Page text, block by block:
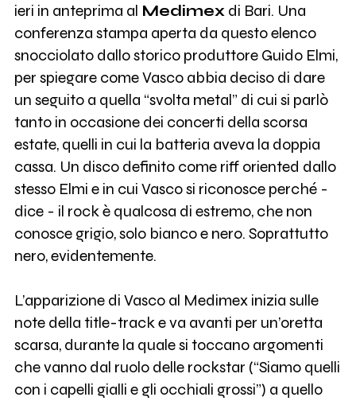
ieri in anteprima al Medimexdi Bari. Una
conferenza stampa aperta da questo elenco
snocciolato dallo storico produttore Guido Elmi,
per spiegare come Vasco abbia deciso di dare
un seguito a quella “svolta metal” di cui si parlò
tanto in occasione dei concerti della scorsa
estate, quelli in cui la batteria aveva la doppia
cassa. Un disco definito come riff oriented dallo
stesso Elmi e in cui Vasco si riconosce perché -
dice - il rock è qualcosa di estremo, che non
conosce grigio, solo bianco e nero. Soprattutto
nero, evidentemente.
L’apparizione di Vasco al Medimex inizia sulle
note della title-track e va avanti per un’oretta
scarsa, durante la quale si toccano argomenti
che vanno dal ruolo delle rockstar (“Siamo quelli
con i capelli gialli e gli occhiali grossi”) a quello